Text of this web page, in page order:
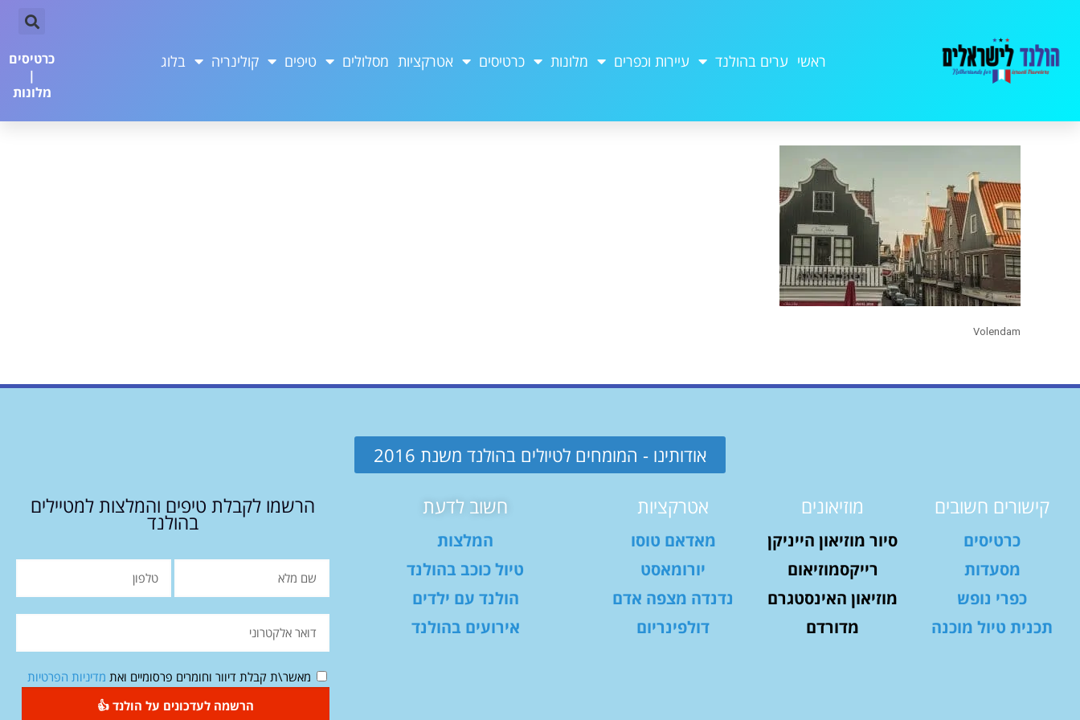
ראשי ערים בהולנד עיירות וכפרים מלונות כרטיסים אטרקציות מסלולים טיפים קולינריה בלוג
כרטיסים
|
מלונות
Volendam
אודותינו - המומחים לטיולים בהולנד משנת 2016
קישורים חשובים
כרטיסים
מסעדות
כפרי נופש
תכנית טיול מוכנה
מוזיאונים
סיור מוזיאון הייניקן
רייקסמוזיאום
מוזיאון האינסטגרם
מדורדם
אטרקציות
מאדאם טוסו
יורומאסט
נדנדה מצפה אדם
דולפינריום
חשוב לדעת
המלצות
טיול כוכב בהולנד
הולנד עם ילדים
אירועים בהולנד
הרשמו לקבלת טיפים והמלצות למטיילים
בהולנד
מאשר\ת קבלת דיוור וחומרים פרסומיים ואת מדיניות הפרטיות
הרשמה לעדכונים על הולנד 👍